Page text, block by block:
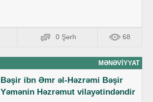
0 Şərh 68
MƏNƏVIYYAT
Bəşir ibn Əmr əl-Həzrəmi Bəşir
Yəmənin Həzrəmut vilayətindəndir